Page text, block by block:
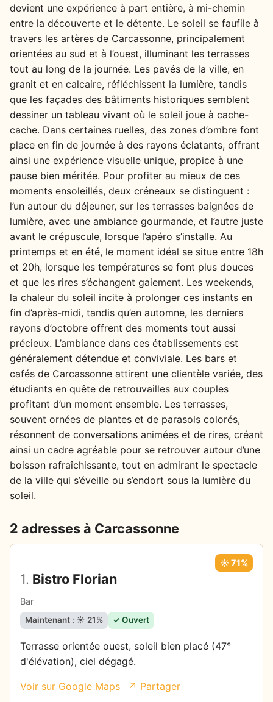
devient une expérience à part entière, à mi-chemin
entre la découverte et le détente. Le soleil se faufile à
travers les artères de Carcassonne, principalement
orientées au sud et à l’ouest, illuminant les terrasses
tout au long de la journée. Les pavés de la ville, en
granit et en calcaire, réfléchissent la lumière, tandis
que les façades des bâtiments historiques semblent
dessiner un tableau vivant où le soleil joue à cache-
cache. Dans certaines ruelles, des zones d’ombre font
place en fin de journée à des rayons éclatants, offrant
ainsi une expérience visuelle unique, propice à une
pause bien méritée. Pour profiter au mieux de ces
moments ensoleillés, deux créneaux se distinguent :
l’un autour du déjeuner, sur les terrasses baignées de
lumière, avec une ambiance gourmande, et l’autre juste
avant le crépuscule, lorsque l’apéro s’installe. Au
printemps et en été, le moment idéal se situe entre 18h
et 20h, lorsque les températures se font plus douces
et que les rires s’échangent gaiement. Les weekends,
la chaleur du soleil incite à prolonger ces instants en
fin d’après-midi, tandis qu’en automne, les derniers
rayons d’octobre offrent des moments tout aussi
précieux. L’ambiance dans ces établissements est
généralement détendue et conviviale. Les bars et
cafés de Carcassonne attirent une clientèle variée, des
étudiants en quête de retrouvailles aux couples
profitant d’un moment ensemble. Les terrasses,
souvent ornées de plantes et de parasols colorés,
résonnent de conversations animées et de rires, créant
ainsi un cadre agréable pour se retrouver autour d’une
boisson rafraîchissante, tout en admirant le spectacle
de la ville qui s’éveille ou s’endort sous la lumière du
soleil.
2 adresses à Carcassonne
1. Bistro Florian
Bar
☀️ 71%
Maintenant : ☀️ 21% ✓ Ouvert
Terrasse orientée ouest, soleil bien placé (47°
d'élévation), ciel dégagé.
Voir sur Google Maps ↗ Partager